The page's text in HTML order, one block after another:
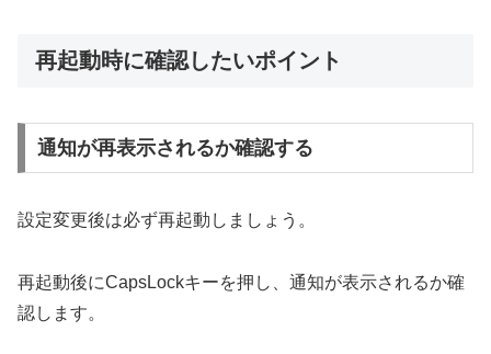
再起動時に確認したいポイント
通知が再表示されるか確認する
設定変更後は必ず再起動しましょう。
再起動後にCapsLockキーを押し、通知が表示されるか確
認します。